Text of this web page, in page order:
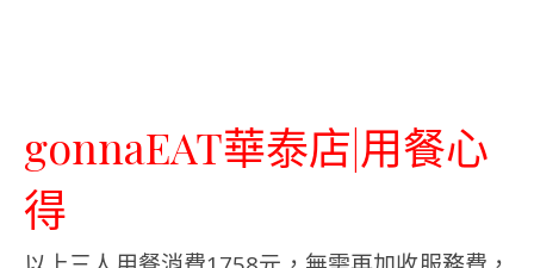
gonnaEAT華泰店|用餐心
得